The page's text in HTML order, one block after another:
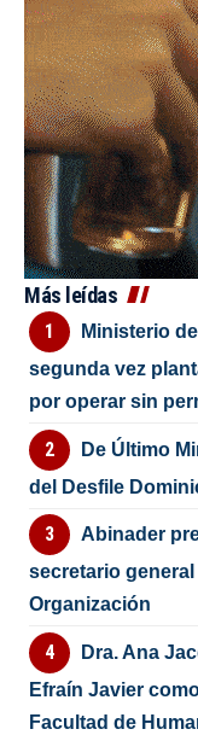
Más leídas
Ministerio
segunda vez
por operar sin
De Último
del Desfile
Abinader
secretario
Organización
Dra. Ana
Efraín Javier
Facultad de